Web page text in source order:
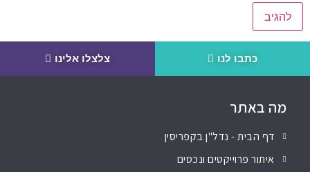
כתבו לנו צלצלו אלינו
מה באתר
דף הבית - נדל"ן בקפריסין
איתור פרוייקטים ונכסים